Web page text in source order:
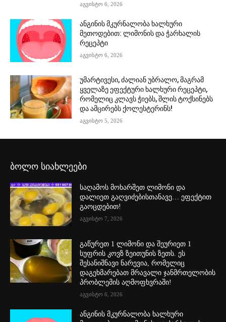
აგვისტო 6, 2026
ანგინის მკურნალობა ხალხური
მეთოდებით: ლიმონის და ჭარხალის
რეცეპტი
აგვისტო 6, 2026
უმარტივესი, ძალიან უბრალო, მაგრამ
ყველაზე ეფექტური ხალხური რეცეპტი,
რომელიც კლავს ჭიებს, შლის ტოქსინებს
და ამცირებს ქოლესტერინს!
აგვისტო 5, 2026
ბოლო სიახლეები
საღამოს მოხარშეთ ლიმონი და
დალიეთ გაღვიძებისთანავე… ეფექტით
გაოცდებით!
აგვისტო 7, 2026
გაწურეთ 1 ლიმონი და შეურიეთ 1
სუფრის კოვზ ზეითუნის ზეთს. ეს
შესანიშნავი ნარევია, რომელიც
დაგეხმარებათ მრავალი ჯანმრთელობის
პრობლემის აღმოფხვრაში!
აგვისტო 6, 2026
ანგინის მკურნალობა ხალხური